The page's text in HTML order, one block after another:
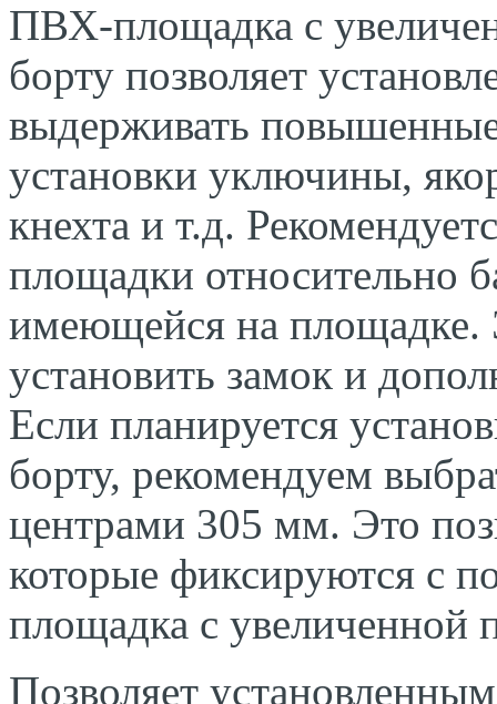
ПВХ-площадка с
борту позволяет
выдерживать
установки уключины,
кнехта и т.д.
площадки относительно
имеющейся на площадке.
установить замок и
Если планируется
борту, рекомендуем
центрами 305 мм. Это
которые фиксируются с
площадка с увеличенной
Позволяет